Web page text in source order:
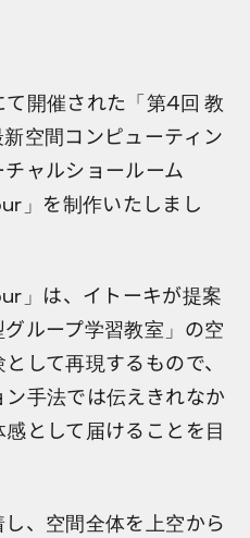
開催された「第4回 教
空間コンピューティン
ャルショールーム
」を制作いたしまし
」は、イトーキが提案
ループ学習教室」の空
して再現するもので、
手法では伝えきれなか
として届けることを目
、空間全体を上空から